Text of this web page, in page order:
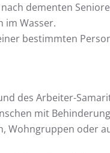
dementen
im Wasser.
bestimmten
des Arbeiter-
mit
Wohngruppen oder